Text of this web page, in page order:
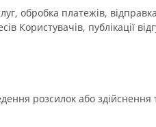
обробка платежів,
Користувачів, публікації
розсилок або здійснення